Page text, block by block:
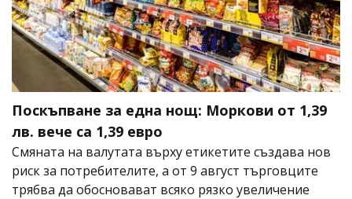
Поскъпване за една нощ: Моркови от 1,39
лв. вече са 1,39 евро
Смяната на валутата върху етикетите създава нов
риск за потребителите, а от 9 август търговците
трябва да обосновават всяко рязко увеличение